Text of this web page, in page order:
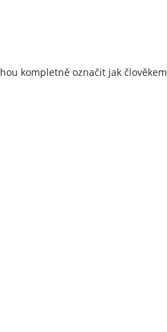
kompletně označit jak